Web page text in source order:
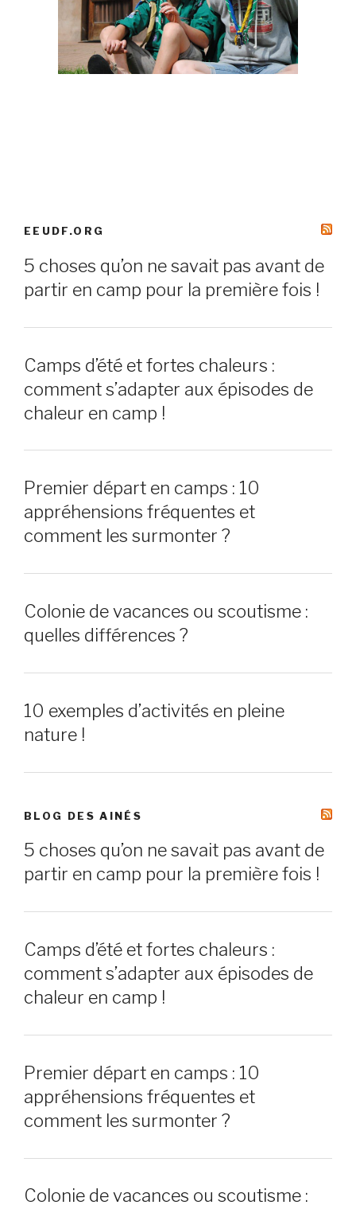
EEUDF.ORG
5 choses qu’on ne savait pas avant de
partir en camp pour la première fois !
Camps d’été et fortes chaleurs :
comment s’adapter aux épisodes de
chaleur en camp !
Premier départ en camps : 10
appréhensions fréquentes et
comment les surmonter ?
Colonie de vacances ou scoutisme :
quelles différences ?
10 exemples d’activités en pleine
nature !
BLOG DES AINÉS
5 choses qu’on ne savait pas avant de
partir en camp pour la première fois !
Camps d’été et fortes chaleurs :
comment s’adapter aux épisodes de
chaleur en camp !
Premier départ en camps : 10
appréhensions fréquentes et
comment les surmonter ?
Colonie de vacances ou scoutisme :